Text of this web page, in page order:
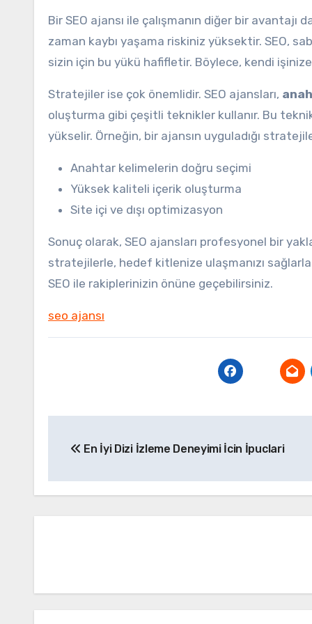
Bir SEO ajansı ile çalışmanın diğer bir avantajı
zaman kaybı yaşama riskiniz yüksektir. SEO,
sizin için bu yükü hafifletir. Böylece, kendi
Stratejiler ise çok önemlidir. SEO ajansları,
oluşturma gibi çeşitli teknikler kullanır. Bu
yükselir. Örneğin, bir ajansın uyguladığı
Anahtar kelimelerin doğru seçimi
Yüksek kaliteli içerik oluşturma
Site içi ve dışı optimizasyon
Sonuç olarak, SEO ajansları profesyonel bir
stratejilerle, hedef kitlenize ulaşmanızı
SEO ile rakiplerinizin önüne geçebilirsiniz.
seo ajansı
gezinmesi
En İyi Dizi İzleme Deneyimi İcin İpuclari